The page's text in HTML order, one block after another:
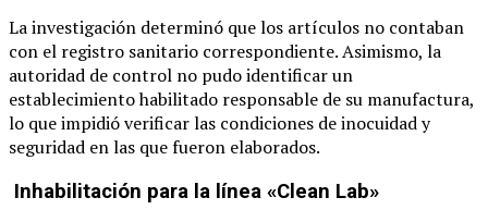
La investigación determinó que los artículos no contaban
con el registro sanitario correspondiente. Asimismo, la
autoridad de control no pudo identificar un
establecimiento habilitado responsable de su manufactura,
lo que impidió verificar las condiciones de inocuidad y
seguridad en las que fueron elaborados.
Inhabilitación para la línea «Clean Lab»